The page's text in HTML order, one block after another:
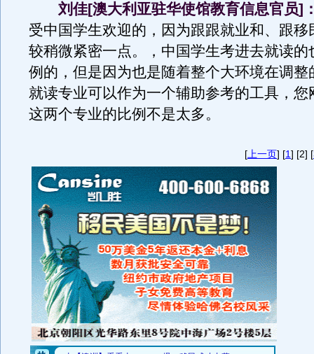
刘佳[澳大利亚驻华使馆教育信息官员]
受中国学生欢迎的，因为跟跟就业和、跟移
较稍微紧密一点。，中国学生考进去就读的
例的，但是因为也是随着整个大环境在调整
就读专业可以作为一个辅助参考的工具，您
这两个专业的比例不是太多。
[ 上一页] [1] [2] [